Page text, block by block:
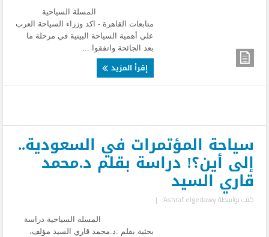
المسلة السياحية
متابعات القاهرة - اكد وزراء السياحة العرب
علي أهمية السياحة البينية في مرحلة ما
بعد الجائحة واتفقوا ...
إقرأ المزيد
سياحة المؤتمرات في السعودية..
إلى أين؟! دراسة بقلم د.محمد
قاري السيد
كتب بواسطةAshraf elgedawy
|
المسلة السياحية دراسة
بحثية بقلم :د.محمد قاري السيد مؤلف،